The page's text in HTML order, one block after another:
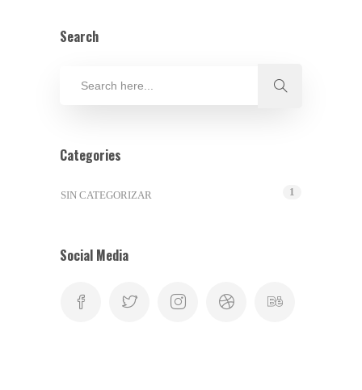
Search
Categories
SIN CATEGORIZAR 1
Social Media